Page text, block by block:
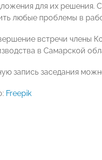
для их решения.
любые проблемы в
встречи члены
в Самарской
запись заседания
Freepik